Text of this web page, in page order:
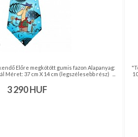
Előre megkötött gumis fazon Alapanyag:
Méret: 37 cm X 14 cm (legszélesebb rész) ...
3 290HUF